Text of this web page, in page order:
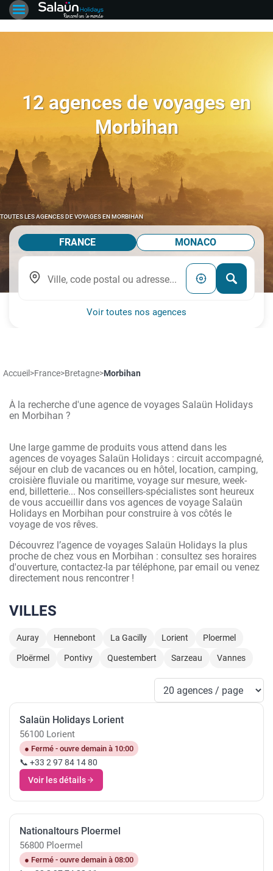
12 agences de voyages en
Morbihan
TOUTES LES AGENCES DE VOYAGES EN MORBIHAN
FRANCE MONACO
Voir toutes nos agences
Accueil >France>Bretagne>Morbihan
À la recherche d'une agence de voyages Salaün Holidays
en Morbihan ?
Une large gamme de produits vous attend dans les
agences de voyages Salaün Holidays : circuit accompagné,
séjour en club de vacances ou en hôtel, location, camping,
croisière fluviale ou maritime, voyage sur mesure, week-
end, billetterie... Nos conseillers-spécialistes sont heureux
de vous accueillir dans vos agences de voyage Salaün
Holidays en Morbihan pour construire à vos côtés le
voyage de vos rêves.
Découvrez l’agence de voyages Salaün Holidays la plus
proche de chez vous en Morbihan : consultez ses horaires
d'ouverture, contactez-la par téléphone, par email ou venez
directement nous rencontrer !
VILLES
Auray Hennebont La Gacilly Lorient
Ploermel
Ploërmel
Pontivy Questembert Sarzeau Vannes
Salaün Holidays Lorient
56100 Lorient
● Fermé - ouvre demain à 10:00
📞 +33 2 97 84 14 80
Voir les détails
Nationaltours Ploermel
56800 Ploermel
● Fermé - ouvre demain à 08:00